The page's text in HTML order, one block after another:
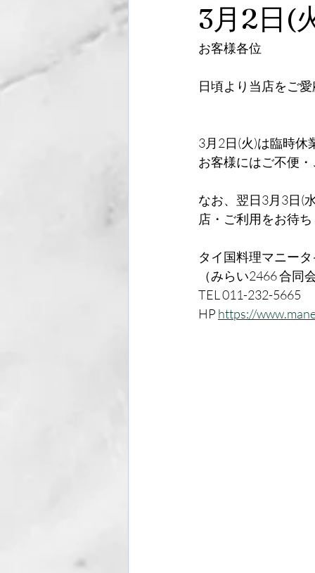
3月2日(
お客様各位
日頃より当店をご
3月2日(火)は臨時休
お客様にはご不便
なお、翌日3月3日(
店・ご利用をお待
タイ国料理マニー
（みらい2466 合同
TEL 011-232-5665
HP https://